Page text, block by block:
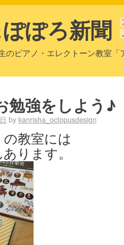
ぽろ新聞
のピアノ・エレクトーン教室
勉強をしよう♪
by kanrisha_octopusdesign
教室には
ります。